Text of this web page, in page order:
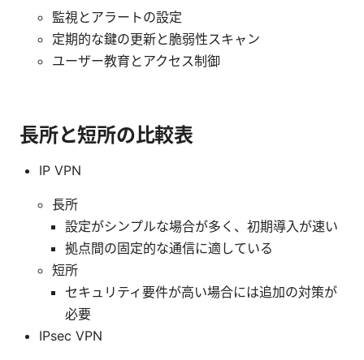
監視とアラートの設定
定期的な鍵の更新と脆弱性スキャン
ユーザー教育とアクセス制御
長所と短所の比較表
IP VPN
長所
設定がシンプルな場合が多く、初期導入が速い
拠点間の固定的な通信に適している
短所
セキュリティ要件が高い場合には追加の対策が
必要
IPsec VPN